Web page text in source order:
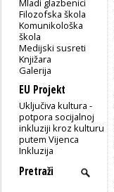
Filozofska škola
Komunikološka
škola
Medijski susreti
Knjižara
Galerija
EU Projekt
Uključiva kultura -
potpora socijalnoj
inkluziji kroz kulturu
putem Vijenca
Inkluzija